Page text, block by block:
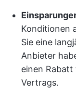
Konditionen
Sie eine
Anbieter
einen
Vertrags.